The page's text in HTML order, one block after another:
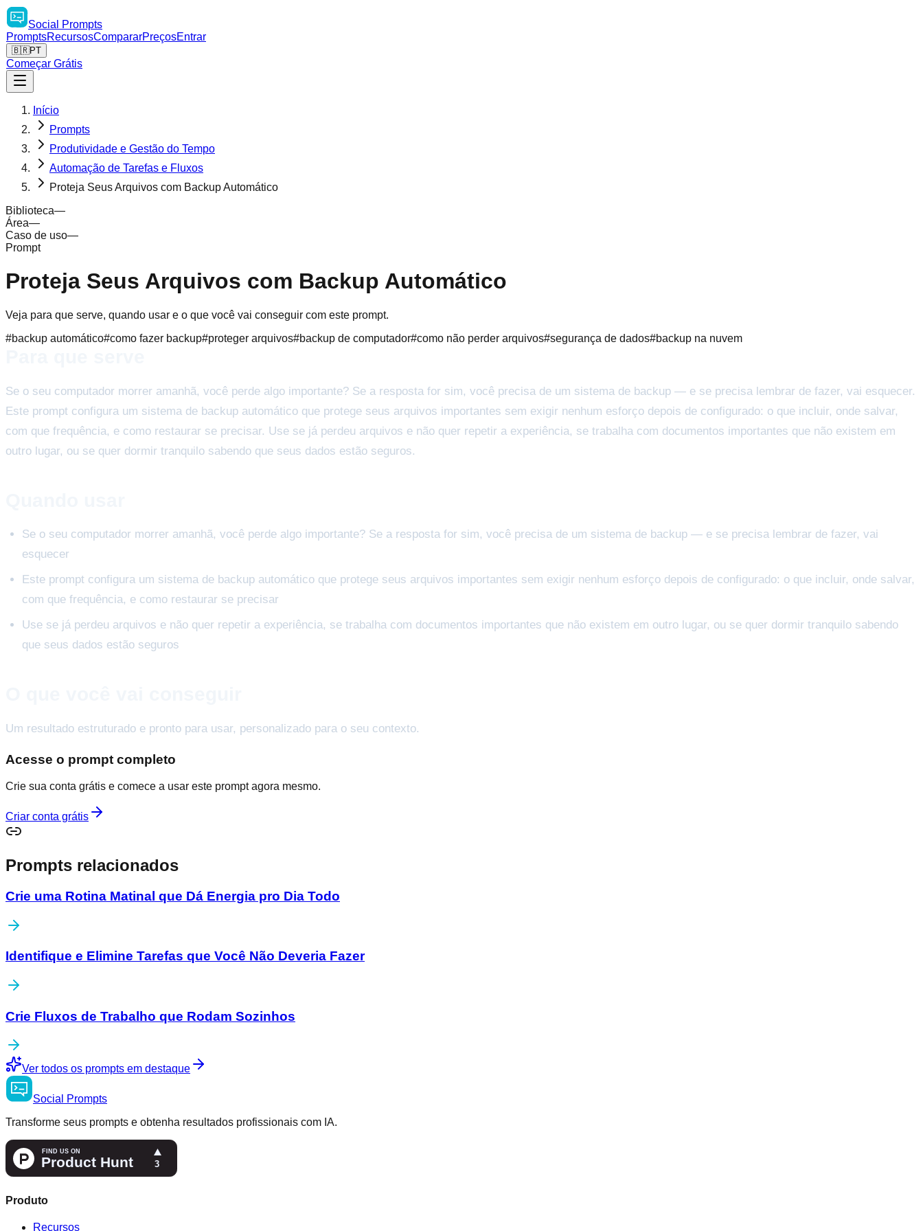
Social
Prompts
PromptsRecursosCompararPreçosEntrar
🇧🇷PT
Começar Grátis
Início
Prompts
Produtividade e Gestão do Tempo
Automação de Tarefas e Fluxos
Proteja Seus Arquivos com Backup Automático
Biblioteca—
Área—
Caso de uso—
Prompt
Proteja Seus Arquivos com Backup Automático
Veja para que serve, quando usar e o que você vai conseguir com este prompt.
#backup automático#como fazer backup#proteger arquivos#backup de computador#como não perder arquivos#segurança de dados#backup na nuvem
Se o seu computador morrer amanhã, você perde algo importante? Se a resposta for sim, você precisa de um sistema de backup — e se precisa lembrar de fazer, vai esquecer.
Este prompt configura um sistema de backup automático que protege seus arquivos importantes sem exigir nenhum esforço depois de configurado: o que incluir, onde salvar,
com que frequência, e como restaurar se precisar. Use se já perdeu arquivos e não quer repetir a experiência, se trabalha com documentos importantes que não existem em
outro lugar, ou se quer dormir tranquilo sabendo que seus dados estão seguros.
Se o seu computador morrer amanhã, você perde algo importante? Se a resposta for sim, você precisa de um sistema de backup — e se precisa lembrar de fazer, vai
esquecer
Este prompt configura um sistema de backup automático que protege seus arquivos importantes sem exigir nenhum esforço depois de configurado: o que incluir, onde salvar,
com que frequência, e como restaurar se precisar
Use se já perdeu arquivos e não quer repetir a experiência, se trabalha com documentos importantes que não existem em outro lugar, ou se quer dormir tranquilo sabendo
que seus dados estão seguros
Um resultado estruturado e pronto para usar, personalizado para o seu contexto.
Acesse o prompt completo
Crie sua conta grátis e comece a usar este prompt agora mesmo.
Criar conta grátis
Prompts relacionados
Crie uma Rotina Matinal que Dá Energia pro Dia Todo
Identifique e Elimine Tarefas que Você Não Deveria Fazer
Crie Fluxos de Trabalho que Rodam Sozinhos
Ver todos os prompts em destaque
Social
Prompts
Transforme seus prompts e obtenha resultados profissionais com IA.
Produto
Recursos